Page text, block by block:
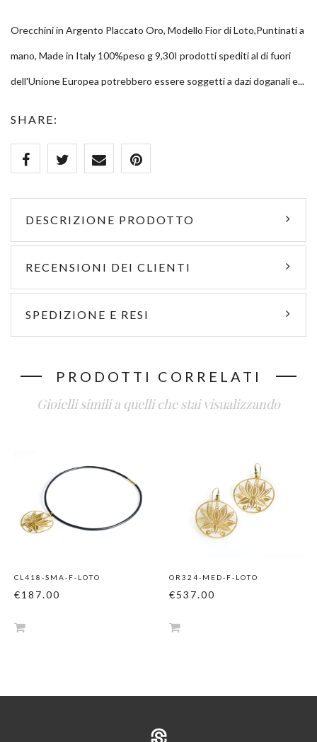
Orecchini in Argento Placcato Oro, Modello Fior di Loto,Puntinati a
mano, Made in Italy 100%peso g 9,30I prodotti spediti al di fuori
dell'Unione Europea potrebbero essere soggetti a dazi doganali e...
SHARE:
DESCRIZIONE PRODOTTO
RECENSIONI DEI CLIENTI
SPEDIZIONE E RESI
PRODOTTI CORRELATI
Gioielli simili a quelli che stai visualizzando
CL418-SMA-F-LOTO
€187.00
OR324-MED-F-LOTO
€537.00